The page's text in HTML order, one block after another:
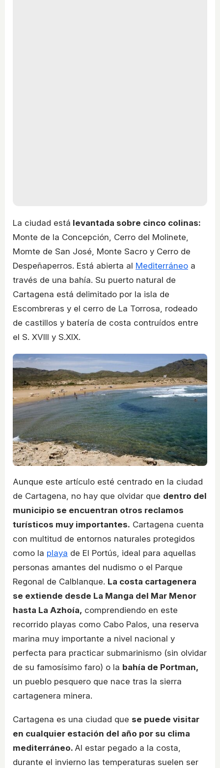
La ciudad está levantada sobre cinco colinas:
Monte de la Concepción, Cerro del Molinete,
Momte de San José, Monte Sacro y Cerro de
Despeñaperros. Está abierta al Mediterráneo a
través de una bahía. Su puerto natural de
Cartagena está delimitado por la isla de
Escombreras y el cerro de La Torrosa, rodeado
de castillos y batería de costa contruídos entre
el S. XVIII y S.XIX.
Aunque este artículo esté centrado en la ciudad
de Cartagena, no hay que olvidar que dentro del
municipio se encuentran otros reclamos
turísticos muy importantes. Cartagena cuenta
con multitud de entornos naturales protegidos
como la playa de El Portús, ideal para aquellas
personas amantes del nudismo o el Parque
Regonal de Calblanque. La costa cartagenera
se extiende desde La Manga del Mar Menor
hasta La Azhoía, comprendiendo en este
recorrido playas como Cabo Palos, una reserva
marina muy importante a nivel nacional y
perfecta para practicar submarinismo (sin olvidar
de su famosísimo faro) o la bahía de Portman,
un pueblo pesquero que nace tras la sierra
cartagenera minera.
Cartagena es una ciudad que se puede visitar
en cualquier estación del año por su clima
mediterráneo. Al estar pegado a la costa,
durante el invierno las temperaturas suelen ser